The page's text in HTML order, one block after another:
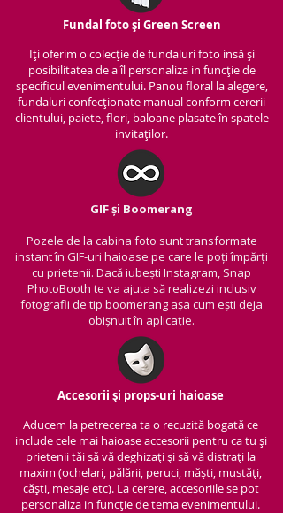
Fundal foto și Green Screen
Iți oferim o colecție de fundaluri foto insă și
posibilitatea de a îl personaliza in funcție de
specificul evenimentului. Panou floral la alegere,
fundaluri confecționate manual conform cererii
clientului, paiete, flori, baloane plasate în spatele
invitaților.
GIF și Boomerang
Pozele de la cabina foto sunt transformate
instant în GIF-uri haioase pe care le poți împărți
cu prietenii. Dacă iubești Instagram, Snap
PhotoBooth te va ajuta să realizezi inclusiv
fotografii de tip boomerang așa cum ești deja
obișnuit în aplicație.
Accesorii și props-uri haioase
Aducem la petrecerea ta o recuzită bogată ce
include cele mai haioase accesorii pentru ca tu și
prietenii tăi să vă deghizați și să vă distrați la
maxim (ochelari, pălării, peruci, măști, mustăți,
căști, mesaje etc). La cerere, accesoriile se pot
personaliza in funcție de tema evenimentului.